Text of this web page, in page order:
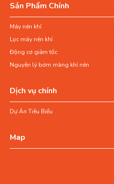
Sản Phẩm Chính
Máy nén khí
Lọc máy nén khí
Động cơ giảm tốc
Nguyên lý bơm màng khí nén
Dịch vụ chính
Dự Án Tiêu Biểu
Map